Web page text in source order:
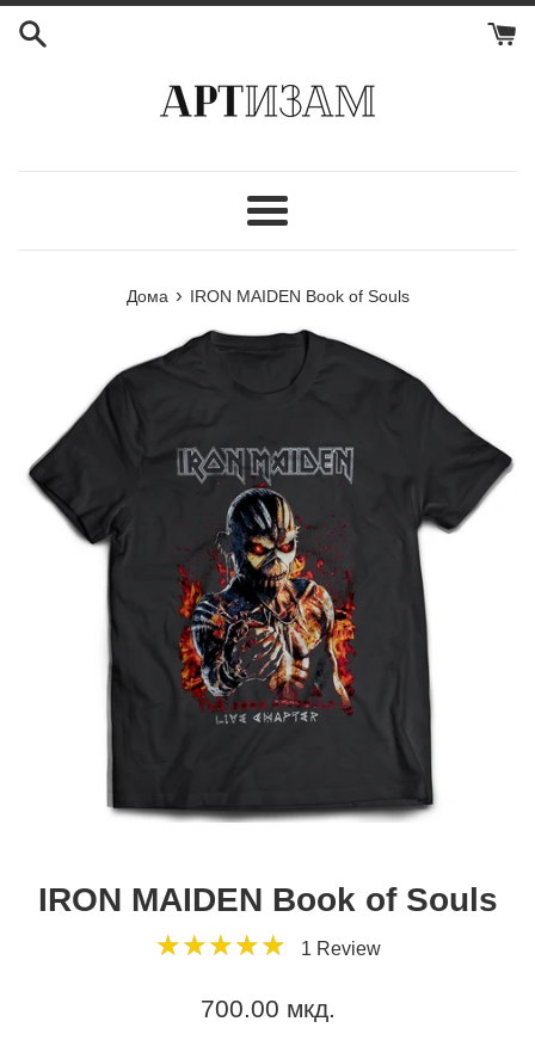
Мени
Дома › IRON MAIDEN Book of Souls
IRON MAIDEN Book of Souls
★★★★★
★★★★★ 1 Review
Регуларна
700.00 мкд.